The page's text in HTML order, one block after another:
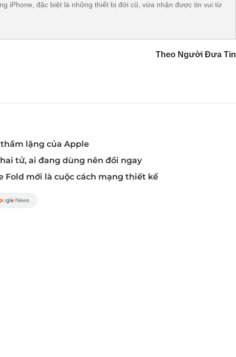
iPhone, đặc biệt là những thiết bị đời cũ, vừa nhận được tin vui từ
Theo Người Đưa Tin
thầm lặng của Apple
tử, ai đang dùng nên đổi ngay
Fold mới là cuộc cách mạng thiết kế